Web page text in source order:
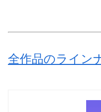
全作品のライン